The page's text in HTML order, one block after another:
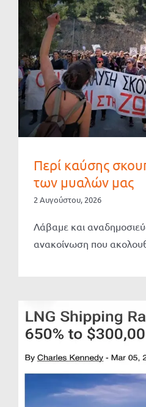
Περί καύσης
των μυαλών μας
2 Αυγούστου, 2026
Λάβαμε και
ανακοίνωση που